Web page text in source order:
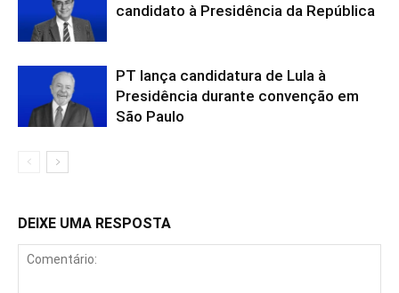
candidato à Presidência da República
PT lança candidatura de Lula à
Presidência durante convenção em
São Paulo
DEIXE UMA RESPOSTA